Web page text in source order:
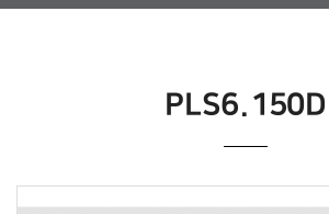
PLS6.150D